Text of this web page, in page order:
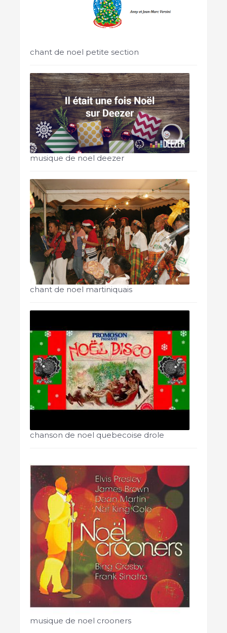
chant de noel petite section
musique de noel deezer
chant de noel martiniquais
chanson de noel quebecoise drole
musique de noel crooners